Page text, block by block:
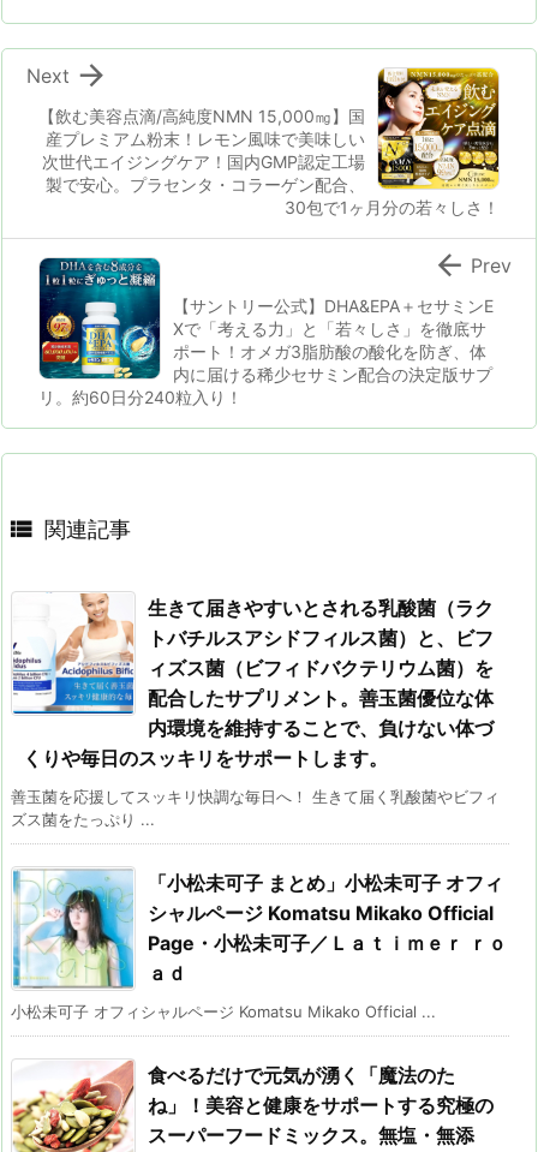
【飲む美容点滴/高純度NMN 15,000㎎】国
産プレミアム粉末！レモン風味で美味しい
次世代エイジングケア！国内GMP認定工場
製で安心。プラセンタ・コラーゲン配合、
30包で1ヶ月分の若々しさ！

Next
【サントリー公式】DHA&EPA＋セサミンE
Xで「考える力」と「若々しさ」を徹底サ
ポート！オメガ3脂肪酸の酸化を防ぎ、体
内に届ける稀少セサミン配合の決定版サプ
リ。約60日分240粒入り！
 Prev
 関連記事
生きて届きやすいとされる乳酸菌（ラク
トバチルスアシドフィルス菌）と、ビフ
ィズス菌（ビフィドバクテリウム菌）を
配合したサプリメント。善玉菌優位な体
内環境を維持することで、負けない体づ
くりや毎日のスッキリをサポートします。
善玉菌を応援してスッキリ快調な毎日へ！ 生きて届く乳酸菌やビフィ
ズス菌をたっぷり ...
「小松未可子 まとめ」小松未可子 オフィ
シャルページ Komatsu Mikako Official
Page・小松未可子／Ｌａｔｉｍｅｒ ｒｏ
ａｄ
小松未可子 オフィシャルページ Komatsu Mikako Official ...
食べるだけで元気が湧く「魔法のた
ね」！美容と健康をサポートする究極の
スーパーフードミックス。無塩・無添